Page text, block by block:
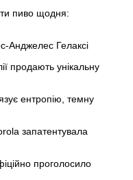
пиво щодня:
Анджелес Гелаксі
продають унікальну
ентропію, темну
запатентувала
проголосило